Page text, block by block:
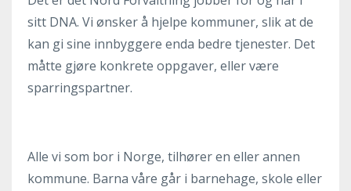
sitt DNA. Vi ønsker å hjelpe kommuner, slik at de
kan gi sine innbyggere enda bedre tjenester. Det
måtte gjøre konkrete oppgaver, eller være
sparringspartner.
Alle vi som bor i Norge, tilhører en eller annen
kommune. Barna våre går i barnehage, skole eller